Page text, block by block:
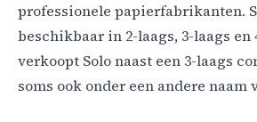
professionele papierfabrikanten.
beschikbaar in 2-laags, 3-laags en
verkoopt Solo naast een 3-laags
soms ook onder een andere naam